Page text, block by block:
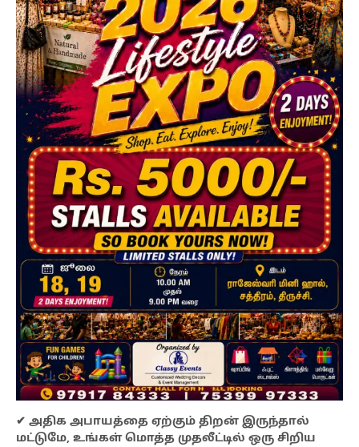
✔ அதிக அபாயத்தை ஏற்கும் திறன் இருந்தால்
மட்டுமே, உங்கள் மொத்த முதலீட்டில் ஒரு சிறிய